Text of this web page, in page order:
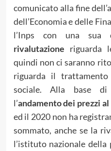
comunicato alla fine
dell’Economia e delle
l’Inps con una sua
rivalutazione riguarda
quindi non ci saranno
riguarda il
sociale. Alla base di
l’andamento dei prezzi
ed il 2020 non ha
sommato, anche se la
l’istituto nazionale della